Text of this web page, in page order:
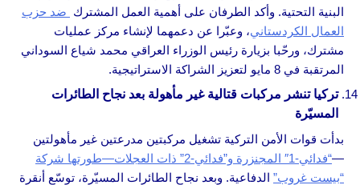
البنية التحتية. وأكد الطرفان على أهمية العمل المشترك ضد حزب
العمال الكردستاني، وعبّرا عن دعمهما لإنشاء مركز عمليات
مشترك، ورحّبا بزيارة رئيس الوزراء العراقي محمد شياع السوداني
المرتقبة في 8 مايو لتعزيز الشراكة الاستراتيجية.
تركيا تنشر مركبات قتالية غير مأهولة بعد نجاح الطائرات
المسيّرة
بدأت قوات الأمن التركية تشغيل مركبتين مدرعتين غير مأهولتين
—
“فدائي-1″ المجنزرة و”فدائي-2” ذات العجلات—طورتها شركة
“بيست غروب” الدفاعية. وبعد نجاح الطائرات المسيّرة، توسّع أنقرة